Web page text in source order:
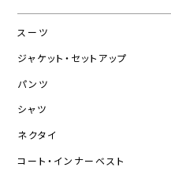
スーツ
ジャケット・セットアップ
パンツ
シャツ
ネクタイ
コート・インナーベスト